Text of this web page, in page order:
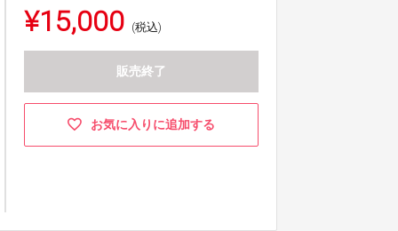
¥15,000 (税込)
販売終了
お気に入りに追加する